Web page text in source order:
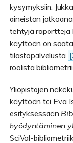
kysymyksiin.
aineiston
tehtyjä raportteja
käyttöön on
tilastopalvelusta
roolista
Yliopistojen
käyttöön toi Eva
esityksessään
hyödyntäminen
SciVal-